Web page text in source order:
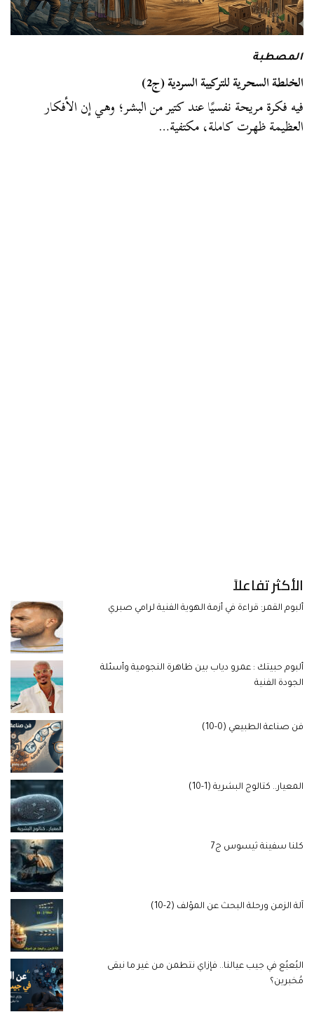
المصطبة
الخلطة السحرية للتركيبة السردية (ج2)
فيه فكرة مريحة نفسيًا عند كتير من البشر؛ وهي إن الأفكار
العظيمة ظهرت كاملة، مكتفية…
الأكثر تفاعلاً
ألبوم القمر: قراءة في أزمة الهوية الفنية لرامي صبري
ألبوم حبيتك : عمرو دياب بين ظاهرة النجومية وأسئلة
الجودة الفنية
فن صناعة الطبيعي (0-10)
المعيار.. كتالوج البشرية (1-10)
كلنا سفينة ثيسوس ج7
آلة الزمن ورحلة البحث عن المؤلف (2-10)
البُعبُع في جيب عيالنا.. فإزاي نتطمن من غير ما نبقى
مُخبرين؟